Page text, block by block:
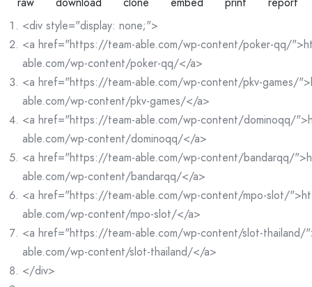
<div style="display: none;">
<a href="https://team-able.com/wp-content/poker-qq/
able.com/wp-content/poker-qq/</a>
<a href="https://team-able.com/wp-content/pkv-games/
able.com/wp-content/pkv-games/</a>
<a href="https://team-able.com/wp-content/dominoqq/
able.com/wp-content/dominoqq/</a>
<a href="https://team-able.com/wp-content/bandarqq/
able.com/wp-content/bandarqq/</a>
<a href="https://team-able.com/wp-content/mpo-slot/
able.com/wp-content/mpo-slot/</a>
<a href="https://team-able.com/wp-content/slot-
able.com/wp-content/slot-thailand/</a>
</div>